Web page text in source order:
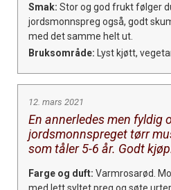
Smak: Stor og god frukt følger
jordsmonnspreg også, godt
med det samme helt ut.
Bruksområde: Lyst kjøtt,
12. mars 2021
En annerledes men fyldig
jordsmonnspreget tørr
som tåler 5-6 år. Godt
Farge og duft: Varmrosarød.